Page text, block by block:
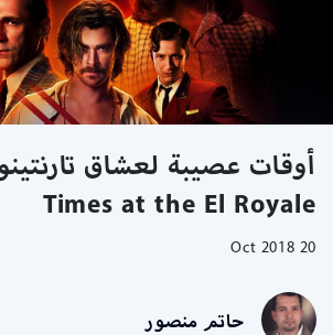
Times at the El Royale
20 Oct 2018
حاتم منصور